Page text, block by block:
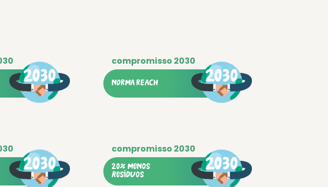
NORMA REACH
20% menos
resíduos